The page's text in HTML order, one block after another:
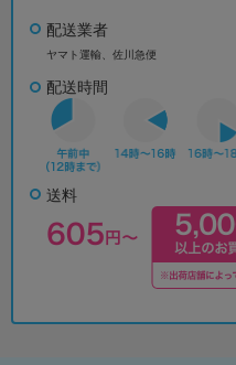
配送業者
ヤマト運輸、佐川急便
配送時間
送料